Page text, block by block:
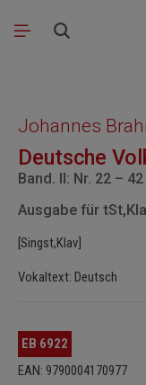
Zum Hauptinhalt springen
Johannes
Deutsche
Band. II: Nr. 22 – 42
Ausgabe für
[Singst,Klav]
Vokaltext: Deutsch
EB 6922
EAN: 9790004170977